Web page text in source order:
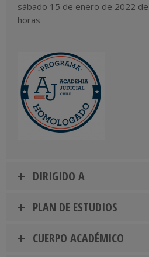
sábado 15 de enero de 2022
horas
DIRIGIDO A
PLAN DE ESTUDIOS
CUERPO ACADÉMICO